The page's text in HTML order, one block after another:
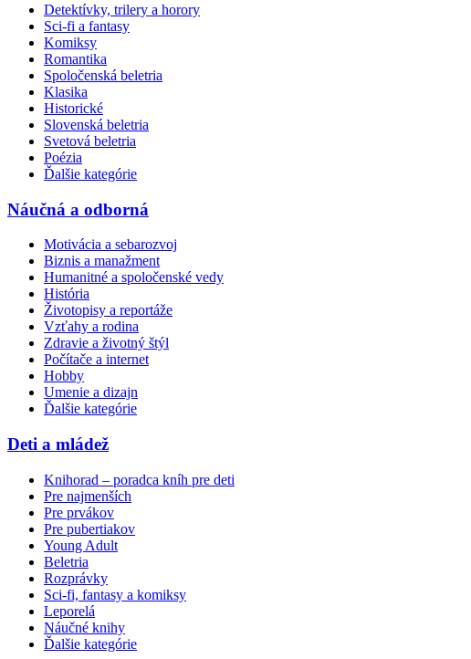
Detektívky, trilery a horory
Sci-fi a fantasy
Komiksy
Romantika
Spoločenská beletria
Klasika
Historické
Slovenská beletria
Svetová beletria
Poézia
Ďalšie kategórie
Náučná a odborná
Motivácia a sebarozvoj
Biznis a manažment
Humanitné a spoločenské vedy
História
Životopisy a reportáže
Vzťahy a rodina
Zdravie a životný štýl
Počítače a internet
Hobby
Umenie a dizajn
Ďalšie kategórie
Deti a mládež
Knihorad – poradca kníh pre deti
Pre najmenších
Pre prvákov
Pre pubertiakov
Young Adult
Beletria
Rozprávky
Sci-fi, fantasy a komiksy
Leporelá
Náučné knihy
Ďalšie kategórie